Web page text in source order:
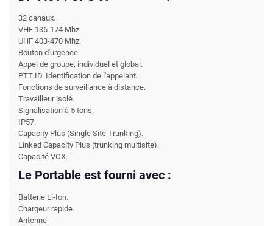
32 canaux.
VHF 136-174 Mhz.
UHF 403-470 Mhz.
Bouton d'urgence
Appel de groupe, individuel et global.
PTT ID. Identification de l'appelant.
Fonctions de surveillance à distance.
Travailleur isolé.
Signalisation à 5 tons.
IP57.
Capacity Plus (Single Site Trunking).
Linked Capacity Plus (trunking multisite).
Capacité VOX.
Le Portable est fourni avec :
Batterie Li-Ion.
Chargeur rapide.
Antenne